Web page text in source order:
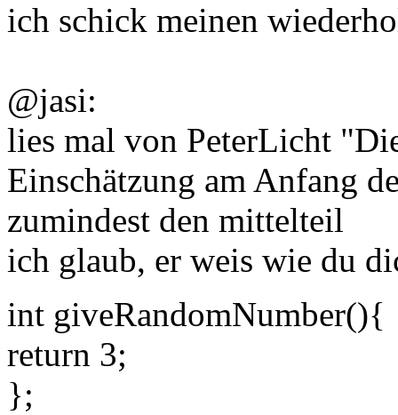
ich schick meinen
@jasi:
lies mal von PeterLicht
Einschätzung am Anfang
zumindest den mittelteil
ich glaub, er weis wie du
int giveRandomNumber(){
return 3;
};